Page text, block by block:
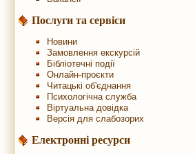
Послуги та сервіси
Новини
Замовлення екскурсій
Бібліотечні події
Онлайн-проєкти
Читацькі об'єднання
Психологічна служба
Віртуальна довідка
Версія для слабозорих
Електронні ресурси